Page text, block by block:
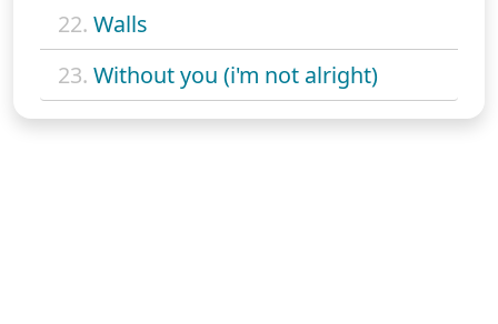
22. Walls
23. Without you (i'm not alright)